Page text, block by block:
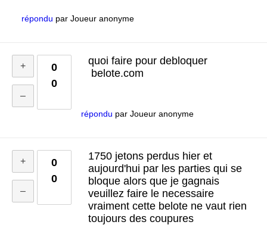
répondu par Joueur anonyme
0
0
quoi faire pour debloquer
belote.com
répondu par Joueur anonyme
0
0
1750 jetons perdus hier et
aujourd'hui par les parties qui se
bloque alors que je gagnais
veuillez faire le necessaire
vraiment cette belote ne vaut rien
toujours des coupures